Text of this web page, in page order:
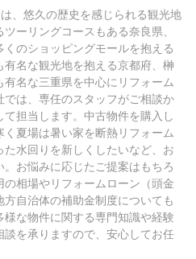
、悠久の歴史を感じられる観光地
ーリングコースもある奈良県、
のショッピングモールを抱える
名な観光地を抱える京都府、榊
名な三重県を中心にリフォーム
は、専任のスタッフがご相談か
担当します。中古物件を購入し
夏場は暑い家を断熱リフォーム
水回りを新しくしたいなど、お
お悩みに応じたご提案はもちろ
相場やリフォームローン（頭金
自治体の補助金制度についても
な物件に関する専門知識や経験
を承りますので、安心してお任